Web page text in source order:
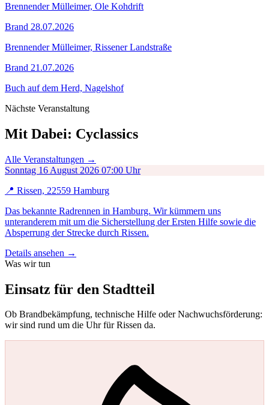
Brennender Mülleimer, Ole Kohdrift
Brand 28.07.2026
Brennender Mülleimer, Rissener Landstraße
Brand 21.07.2026
Buch auf dem Herd, Nagelshof
Nächste Veranstaltung
Mit Dabei: Cyclassics
Alle Veranstaltungen →
Sonntag 16 August 2026 07:00 Uhr
📍 Rissen, 22559 Hamburg
Das bekannte Radrennen in Hamburg. Wir kümmern uns
unteranderem mit um die Sicherstellung der Ersten Hilfe sowie die
Absperrung der Strecke durch Rissen.
Details ansehen →
Was wir tun
Einsatz für den Stadtteil
Ob Brandbekämpfung, technische Hilfe oder Nachwuchsförderung:
wir sind rund um die Uhr für Rissen da.